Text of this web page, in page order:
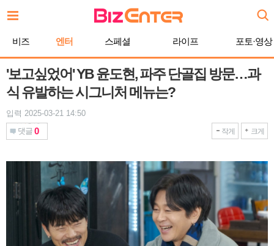
문
비즈 엔터 스페셜 라이프 포토·영상
'보고싶었어' YB 윤도현, 파주 단골집 방문…과
식 유발하는 시그니처 메뉴는?
입력 2025-03-21 14:50
댓글 0 작게 크게